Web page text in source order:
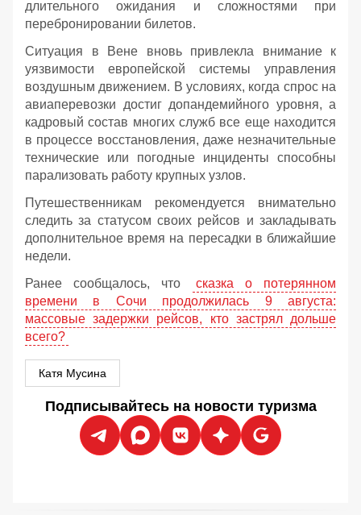
длительного ожидания и сложностями при
перебронировании билетов.
Ситуация в Вене вновь привлекла внимание к
уязвимости европейской системы управления
воздушным движением. В условиях, когда спрос на
авиаперевозки достиг допандемийного уровня, а
кадровый состав многих служб все еще находится
в процессе восстановления, даже незначительные
технические или погодные инциденты способны
парализовать работу крупных узлов.
Путешественникам рекомендуется внимательно
следить за статусом своих рейсов и закладывать
дополнительное время на пересадки в ближайшие
недели.
Ранее сообщалось, что
сказка о потерянном
времени в Сочи продолжилась 9 августа:
массовые задержки рейсов, кто застрял дольше
всего?
Катя Мусина
Подписывайтесь на новости туризма